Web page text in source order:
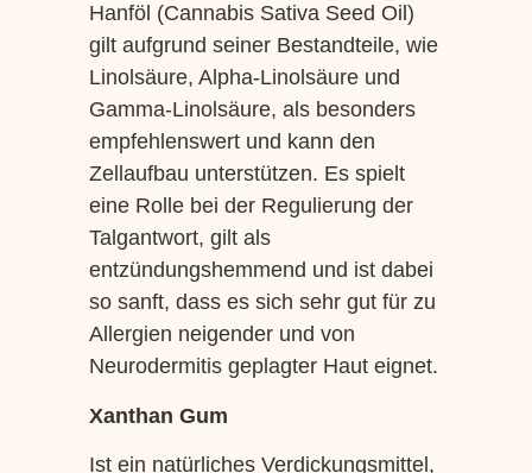
Hanföl (Cannabis Sativa Seed Oil)
gilt aufgrund seiner Bestandteile, wie
Linolsäure, Alpha-Linolsäure und
Gamma-Linolsäure, als besonders
empfehlenswert und kann den
Zellaufbau unterstützen. Es spielt
eine Rolle bei der Regulierung der
Talgantwort, gilt als
entzündungshemmend und ist dabei
so sanft, dass es sich sehr gut für zu
Allergien neigender und von
Neurodermitis geplagter Haut eignet.
Xanthan Gum
Ist ein natürliches Verdickungsmittel,